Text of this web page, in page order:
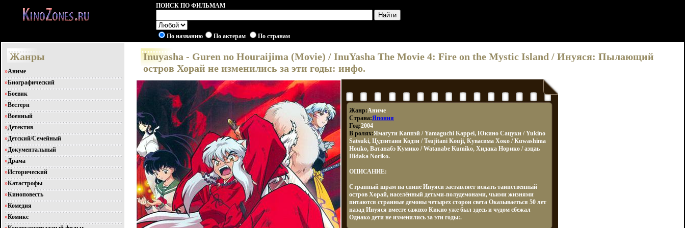
ПОИСК ПО ФИЛЬМАМ
По названию По актерам По странам
Жанры
»Аниме
»Биографический
»Боевик
»Вестерн
»Военный
»Детектив
»Детский/Семейный
»Документальный
»Драма
»Исторический
»Катастрофы
»Киноповесть
»Комедия
»Комикс
Inuyasha - Guren no Houraijima (Movie) / InuYasha The Movie 4: Fire on the Mystic Island / Инуяся: Пылающий
остров Хорай не изменились за эти годы: инфо.
Жанр:Аниме
Страна:Япония
Год:2004
В ролях:Ямагути Каппэй / Yamaguchi Kappei, Юкино Сацуки / Yukino
Satsuki, Цудзитани Кодзи / Tsujitani Kouji, Кувасима Хоко / Kuwashima
Houko, Ватанабэ Кумико / Watanabe Kumiko, Хидака Норико / азцаь
Hidaka Noriko.
ОПИСАНИЕ:
Странный шрам на спине Инуяси заставляет искать таинственный
остров Хорай, населённый детьми-полудемонами, чьими жизнями
питаются странные демоны четырех сторон света Оказываеться 50 лет
назад Инуяся вместе сажвхо Кикио уже был здесь и чудом сбежал
Однако дети не изменились за эти годы:.